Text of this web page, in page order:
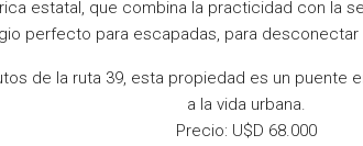
estatal, que combina la practicidad con la
perfecto para escapadas, para
de la ruta 39, esta propiedad es un puente
a la vida urbana.
Precio: U$D 68.000